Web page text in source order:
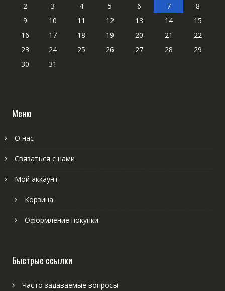
2
3 4 5 6 7
8
9
10 11 12 13 14
15
16
17 18 19 20 21
22
23
24 25 26 27 28
29
30
31
Меню
О нас
Связаться с нами
Мой аккаунт
Корзина
Оформление покупки
Быстрые ссылки
Часто задаваемые вопросы